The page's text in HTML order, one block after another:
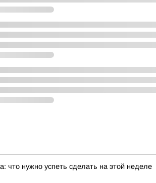
что нужно успеть сделать на этой неделе